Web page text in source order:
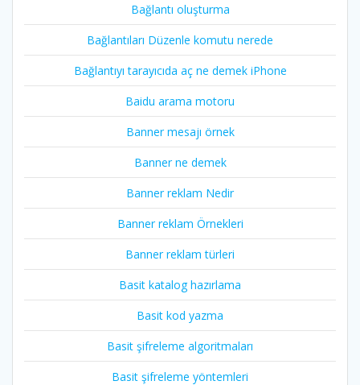
Bağlantı oluşturma
Bağlantıları Düzenle komutu nerede
Bağlantıyı tarayıcıda aç ne demek iPhone
Baidu arama motoru
Banner mesajı örnek
Banner ne demek
Banner reklam Nedir
Banner reklam Örnekleri
Banner reklam türleri
Basit katalog hazırlama
Basit kod yazma
Basit şifreleme algoritmaları
Basit şifreleme yöntemleri